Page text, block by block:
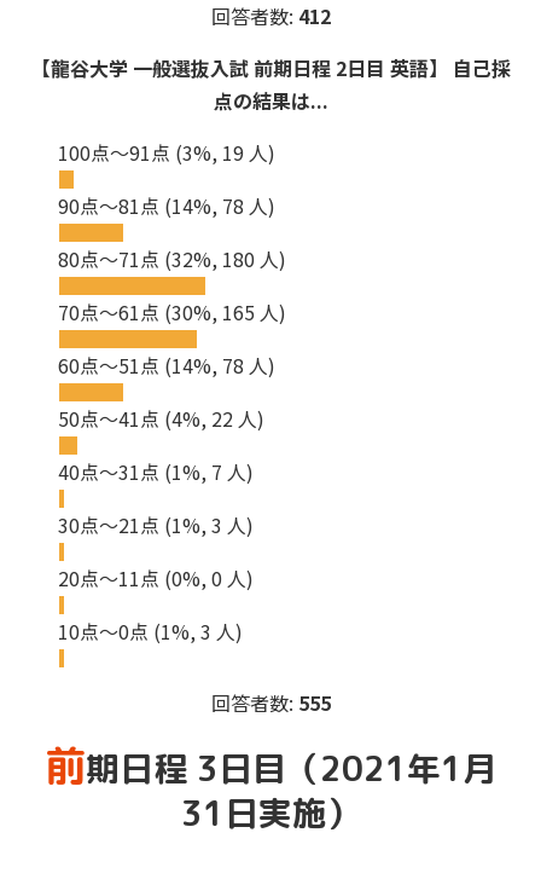
回答者数: 412
【龍谷大学 一般選抜入試 前期日程 2日目 英語】 自己採
点の結果は...
100点～91点 (3%, 19 人)
90点～81点 (14%, 78 人)
80点～71点 (32%, 180 人)
70点～61点 (30%, 165 人)
60点～51点 (14%, 78 人)
50点～41点 (4%, 22 人)
40点～31点 (1%, 7 人)
30点～21点 (1%, 3 人)
20点～11点 (0%, 0 人)
10点～0点 (1%, 3 人)
回答者数: 555
前期日程 3日目（2021年1月
31日実施）